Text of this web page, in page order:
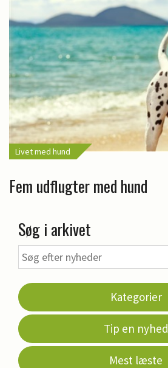
Livet med hund
Fem udflugter med hund
Søg i arkivet
Kategorier
Tip en nyhed
Mest læste